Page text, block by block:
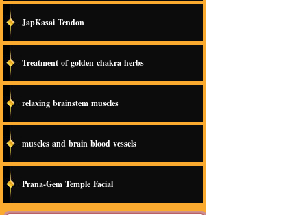
JapKasai Tendon
Treatment of golden chakra herbs
relaxing brainstem muscles
muscles and brain blood vessels
Prana-Gem Temple Facial